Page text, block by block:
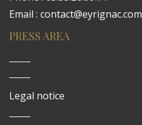
Email : contact@eyrignac.com
PRESS AREA
Legal notice